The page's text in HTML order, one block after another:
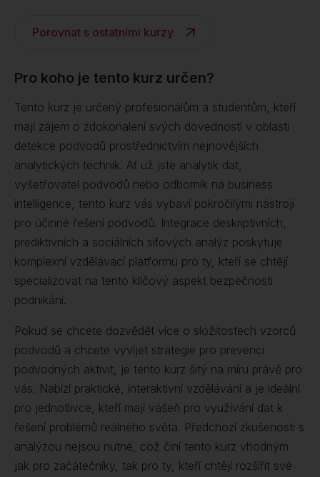
Porovnat s ostatními kurzy
Pro koho je tento kurz určen?
Tento kurz je určený profesionálům a studentům, kteří
mají zájem o zdokonalení svých dovedností v oblasti
detekce podvodů prostřednictvím nejnovějších
analytických technik. Ať už jste analytik dat,
vyšetřovatel podvodů nebo odborník na business
intelligence, tento kurz vás vybaví pokročilými nástroji
pro účinné řešení podvodů. Integrace deskriptivních,
prediktivních a sociálních síťových analýz poskytuje
komplexní vzdělávací platformu pro ty, kteří se chtějí
specializovat na tento klíčový aspekt bezpečnosti
podnikání.
Pokud se chcete dozvědět více o složitostech vzorců
podvodů a chcete vyvíjet strategie pro prevenci
podvodných aktivit, je tento kurz šitý na míru právě pro
vás. Nabízí praktické, interaktivní vzdělávání a je ideální
pro jednotlivce, kteří mají vášeň pro využívání dat k
řešení problémů reálného světa. Předchozí zkušenosti s
analýzou nejsou nutné, což činí tento kurz vhodným
jak pro začátečníky, tak pro ty, kteří chtějí rozšířit své